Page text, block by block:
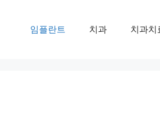
임플란트 치과 치과치